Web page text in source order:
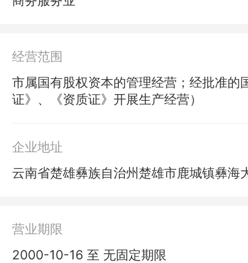
经营范围
市属国有股权资本的管理经营；经批准
证》、《资质证》开展生产经营）
企业地址
云南省楚雄彝族自治州楚雄市鹿城镇彝
营业期限
2000-10-16 至 无固定期限